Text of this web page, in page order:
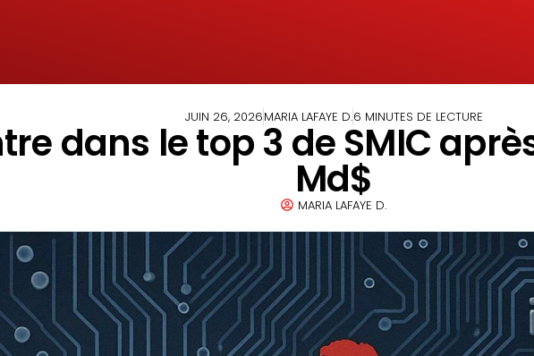
JUIN 26, 2026MARIA LAFAYE D.6 MINUTES DE LECTURE
dans le top 3 de SMIC
Md$
MARIA LAFAYE D.